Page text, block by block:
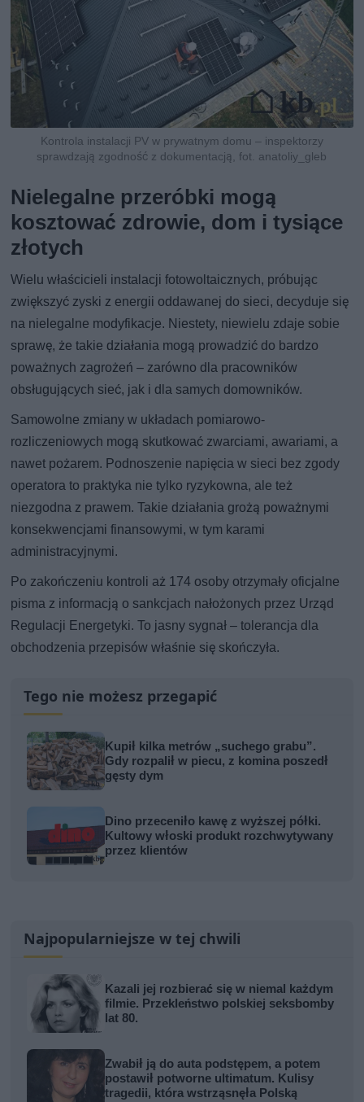
Kontrola instalacji PV w prywatnym domu – inspektorzy
sprawdzają zgodność z dokumentacją, fot. anatoliy_gleb
Nielegalne przeróbki mogą
kosztować zdrowie, dom i tysiące
złotych
Wielu właścicieli instalacji fotowoltaicznych, próbując
zwiększyć zyski z energii oddawanej do sieci, decyduje się
na nielegalne modyfikacje. Niestety, niewielu zdaje sobie
sprawę, że takie działania mogą prowadzić do bardzo
poważnych zagrożeń – zarówno dla pracowników
obsługujących sieć, jak i dla samych domowników.
Samowolne zmiany w układach pomiarowo-
rozliczeniowych mogą skutkować zwarciami, awariami, a
nawet pożarem. Podnoszenie napięcia w sieci bez zgody
operatora to praktyka nie tylko ryzykowna, ale też
niezgodna z prawem. Takie działania grożą poważnymi
konsekwencjami finansowymi, w tym karami
administracyjnymi.
Po zakończeniu kontroli aż 174 osoby otrzymały oficjalne
pisma z informacją o sankcjach nałożonych przez Urząd
Regulacji Energetyki. To jasny sygnał – tolerancja dla
obchodzenia przepisów właśnie się skończyła.
Tego nie możesz przegapić
Kupił kilka metrów „suchego grabu”.
Gdy rozpalił w piecu, z komina poszedł
gęsty dym
Dino przeceniło kawę z wyższej półki.
Kultowy włoski produkt rozchwytywany
przez klientów
Najpopularniejsze w tej chwili
Kazali jej rozbierać się w niemal każdym
filmie. Przekleństwo polskiej seksbomby
lat 80.
Zwabił ją do auta podstępem, a potem
postawił potworne ultimatum. Kulisy
tragedii, która wstrząsnęła Polską